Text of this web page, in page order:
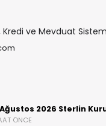
Kredi ve Mevduat
2026 Sterlin
ÖNCE